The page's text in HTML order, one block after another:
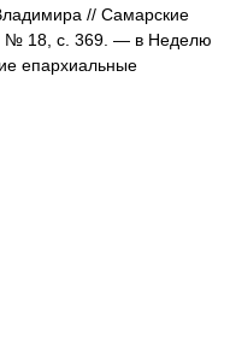
// Самарские
№ 18, с. 369. — в Неделю
епархиальные